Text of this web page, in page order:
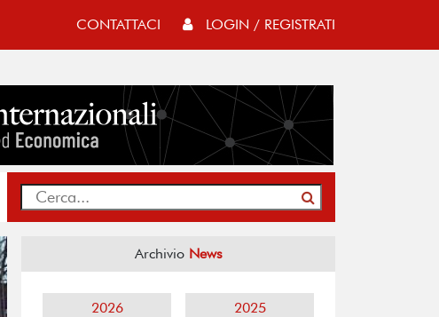
CONTATTACI LOGIN / REGISTRATI
Archivio News
2026 2025